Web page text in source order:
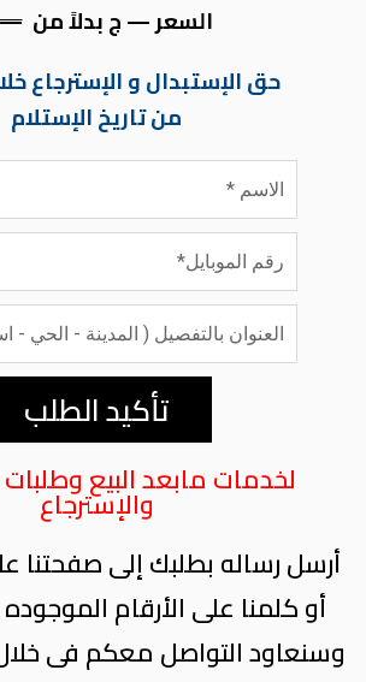
السعر — ج بدلاً من
حق الإستبدال و الإسترجاع خلال 14
من تاريخ الإستلام
تأكيد الطلب
لخدمات مابعد البيع وطلبات
والإسترجاع
أرسل رساله بطلبك إلى صفحتنا
أو كلمنا على الأرقام